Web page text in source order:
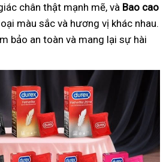
chân thật mạnh mẽ, và Bao cao
màu sắc và hương vị khác nhau.
bảo an toàn và mang lại sự hài